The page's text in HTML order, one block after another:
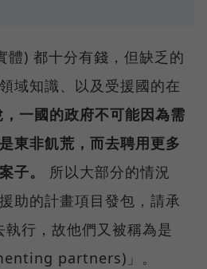
體) 都十分有錢，但缺乏的
域知識、以及受援國的在
一國的政府不可能因為需
東非飢荒，而去聘用更多
子。
所以大部分的情況
助的計畫項目發包，請承
行，故他們又被稱為是
partners)」。